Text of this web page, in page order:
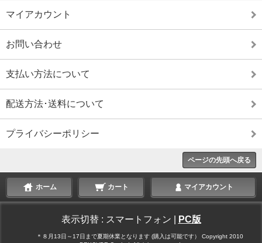
マイアカウント
お問い合わせ
支払い方法について
配送方法･送料について
プライバシーポリシー
ページの先頭へ戻る
ホーム カート マイアカウント
表示切替 : スマートフォン PC版
＊８月13日～17日まで夏期休業となります (購入は可能です） Copyright 2010